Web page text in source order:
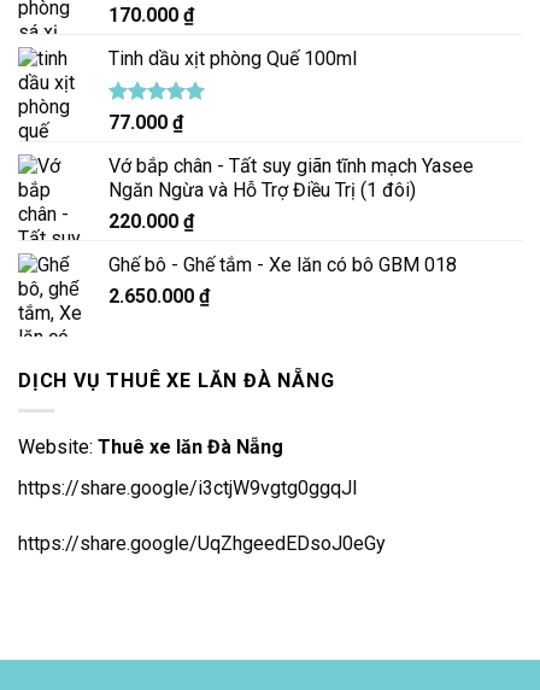
170.000 ₫
Tinh dầu xịt phòng Quế 100ml
Được xếp
5.00
5 sao
77.000 ₫
Vớ bắp chân - Tất suy giãn tĩnh mạch Yasee
Ngăn Ngừa và Hỗ Trợ Điều Trị (1 đôi)
220.000 ₫
Ghế bô - Ghế tắm - Xe lăn có bô GBM 018
2.650.000 ₫
DỊCH VỤ THUÊ XE LĂN ĐÀ NẴNG
Website: Thuê xe lăn Đà Nẵng
https://share.google/i3ctjW9vgtg0ggqJl
https://share.google/UqZhgeedEDsoJ0eGy